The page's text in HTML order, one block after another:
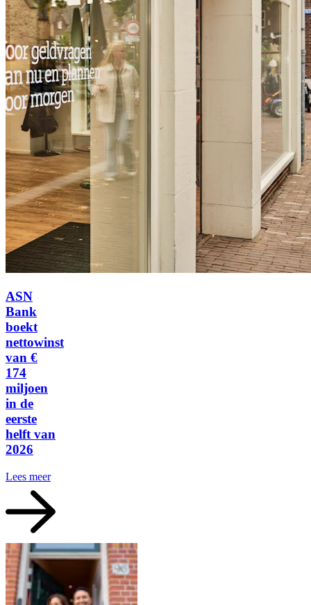
ASN
Bank
boekt
nettowinst
van €
174
miljoen
in de
eerste
helft van
2026
Lees meer